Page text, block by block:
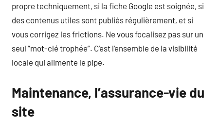
propre techniquement, si la fiche Google est soignée, si
des contenus utiles sont publiés régulièrement, et si
vous corrigez les frictions. Ne vous focalisez pas sur un
seul “mot-clé trophée”. C’est l’ensemble de la visibilité
locale qui alimente le pipe.
Maintenance, l’assurance-vie du
site